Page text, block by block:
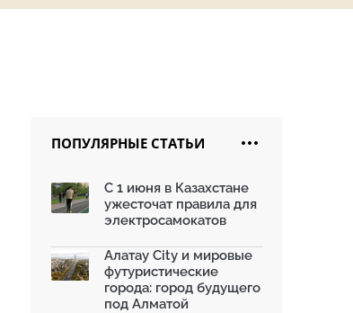
ПОПУЛЯРНЫЕ СТАТЬИ
С 1 июня в Казахстане
ужесточат правила для
электросамокатов
Алатау City и мировые
футуристические
города: город будущего
под Алматой